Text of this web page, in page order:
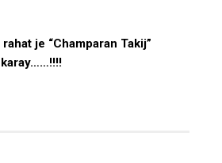
je “Champaran Takij”